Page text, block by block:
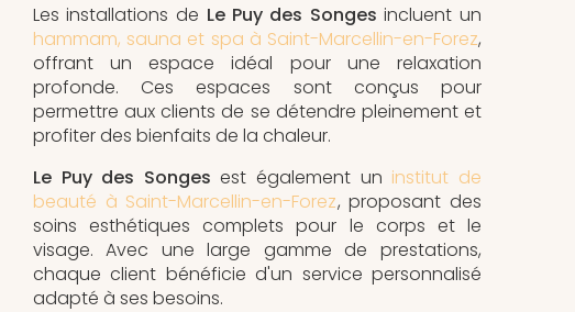
Les installations de Le Puy des Songes incluent un
hammam, sauna et spa à Saint-Marcellin-en-Forez,
offrant un espace idéal pour une relaxation
profonde. Ces espaces sont conçus pour
permettre aux clients de se détendre pleinement et
profiter des bienfaits de la chaleur.
Le Puy des Songes est également un institut de
beauté à Saint-Marcellin-en-Forez, proposant des
soins esthétiques complets pour le corps et le
visage. Avec une large gamme de prestations,
chaque client bénéficie d'un service personnalisé
adapté à ses besoins.